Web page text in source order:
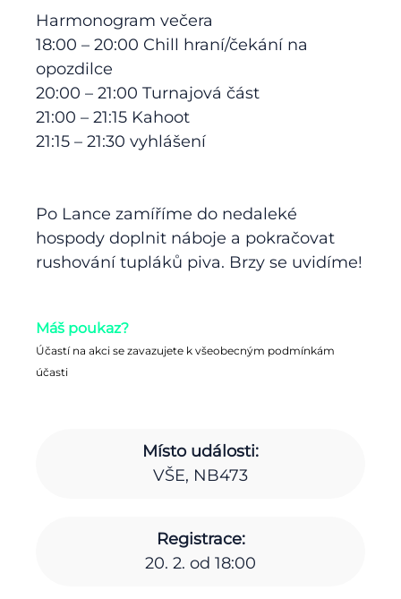
Harmonogram večera
18:00 – 20:00 Chill hraní/čekání na
opozdilce
20:00 – 21:00 Turnajová část
21:00 – 21:15 Kahoot
21:15 – 21:30 vyhlášení
Po Lance zamíříme do nedaleké
hospody doplnit náboje a pokračovat
rushování tupláků piva. Brzy se uvidíme!
Máš poukaz?
Účastí na akci se zavazujete k všeobecným podmínkám
účasti
Místo události:
VŠE, NB473
Registrace:
20. 2. od 18:00